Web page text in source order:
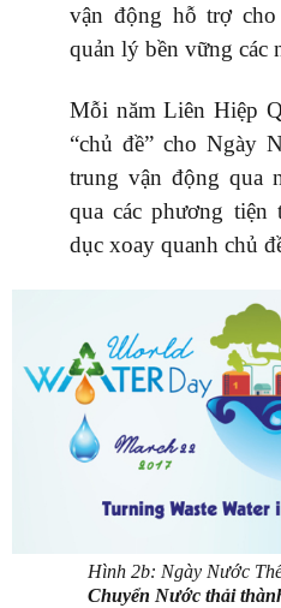
vận động hỗ trợ
quản lý bền vững các
Mỗi năm Liên Hiệp
“chủ đề” cho Ngày
trung vận động qua
qua các phương tiện
dục xoay quanh chủ
Hình 2b: Ngày Nước
Chuyển Nước thải